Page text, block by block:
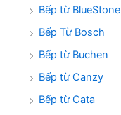
Bếp từ BlueStone
Bếp Từ Bosch
Bếp từ Buchen
Bếp từ Canzy
Bếp từ Cata